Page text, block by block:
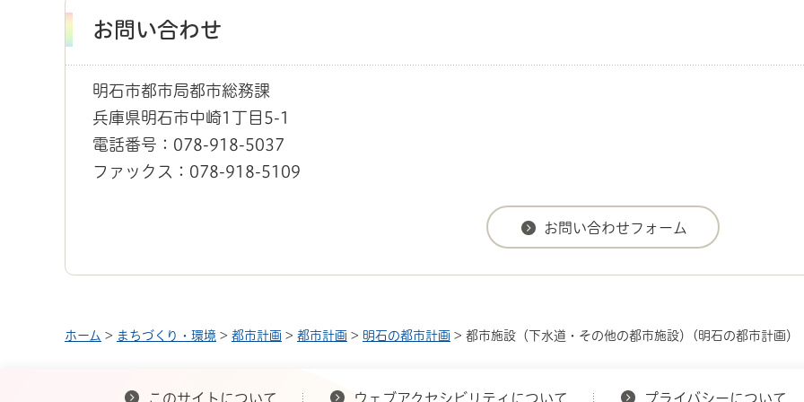
お問い合わせ
明石市都市局都市総務課
兵庫県明石市中崎1丁目5-1
電話番号：078-918-5037
ファックス：078-918-5109
ホーム > まちづくり・環境 > 都市計画 > 都市計画 > 明石の都市計画 > 都市施設（下水道・その他の都市施設）(明石の都市計画）
このサイトについて ウェブアクセシビリティについて プライバシーについて